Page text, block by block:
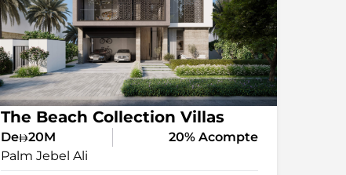
The Beach Collection Villas
De 20M
20% Acompte
Palm Jebel Ali